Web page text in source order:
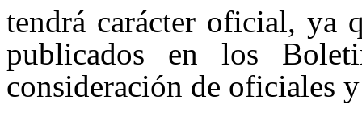
tendrá carácter oficial, ya
publicados en los
consideración de oficiales